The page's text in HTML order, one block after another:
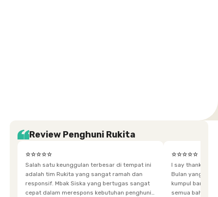
Review Penghuni Rukita
⭐⭐⭐⭐⭐
Salah satu keunggulan terbesar di tempat ini
adalah tim Rukita yang sangat ramah dan
responsif. Mbak Siska yang bertugas sangat
cepat dalam merespons kebutuhan penghuni.
⭐⭐⭐⭐⭐
I say thankyou
Bulan yang super happy! banyak
kumpul bareng
semua bahagia